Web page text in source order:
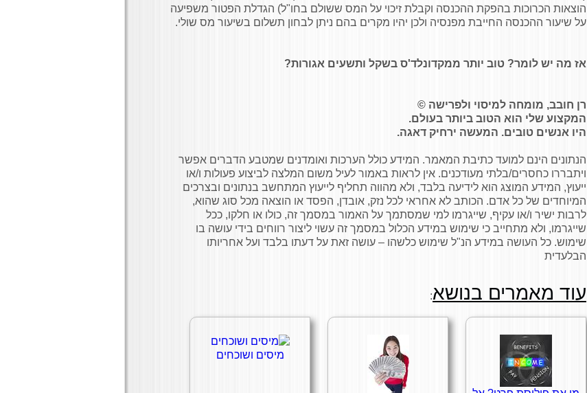
הוצאות הכרוכות בהפקת ההכנסה וקבלת זיכוי על המס ששולם בחו"ל) הגדלת הפטור משפיעה
על שיעור ההכנסה החייבת מפנסיה ולכן יהיו מקרים בהם ניתן לבחון תשלום בשיעור מס שולי.
אז מה יש לומר? טוב יותר ממקדונלד'ס בשקל ותשעים אגורות?
רן חובב, מומחה למיסוי ולפרישה ©
המקצוע שלי הוא הטוב ביותר בעולם.
היו אנשים טובים. המעשה ירחיק דאגה.
הנתונים הינם למועד כתיבת המאמר. המידע כולל הערכות ואומדנים שמטבע הדברים אפשר
ויתבררו כחסרים/בלתי מעודכנים. אין לראות באמור לעיל משום המלצה לביצוע פעולות ו/או
ייעוץ, המידע המוצג הוא לידיעה בלבד, ולא מהווה תחליף לייעוץ המתחשב בנתונים ובצרכים
המיוחדים של כל אדם. הכותב לא אחראי לכל נזק, אובדן, הפסד או הוצאה מכל סוג שהוא,
לרבות ישיר ו/או עקיף, שייגרמו למי שמסתמך על האמור במסמך זה, כולו או חלקו, ככל
שייגרמו, ולא מתחייב כי שימוש במידע הכלול במסמך זה עשוי ליצור רווחים בידי עושה בו
שימוש. כל העושה במידע הנ"ל שימוש כלשהו – עושה זאת על דעתו בלבד ועל אחריותו
הבלעדית
עוד מאמרים בנושא:
מיסים ושוכחים